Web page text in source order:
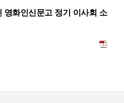
영화인신문고 정기 이사회 소